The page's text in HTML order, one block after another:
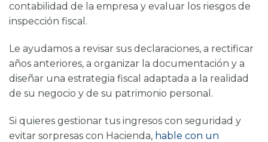
contabilidad de la empresa y evaluar los riesgos de
inspección fiscal.
Le ayudamos a revisar sus declaraciones, a rectificar
años anteriores, a organizar la documentación y a
diseñar una estrategia fiscal adaptada a la realidad
de su negocio y de su patrimonio personal.
Si quieres gestionar tus ingresos con seguridad y
evitar sorpresas con Hacienda, hable con un